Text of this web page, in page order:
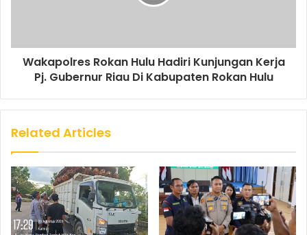
Wakapolres Rokan Hulu Hadiri Kunjungan Kerja
Pj. Gubernur Riau Di Kabupaten Rokan Hulu
Related Articles